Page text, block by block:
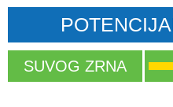
SUVOG ZRNA